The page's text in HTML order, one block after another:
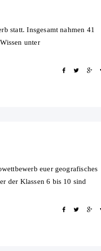
statt. Insgesamt nahmen 41
unter
euer geografisches
der Klassen 6 bis 10 sind